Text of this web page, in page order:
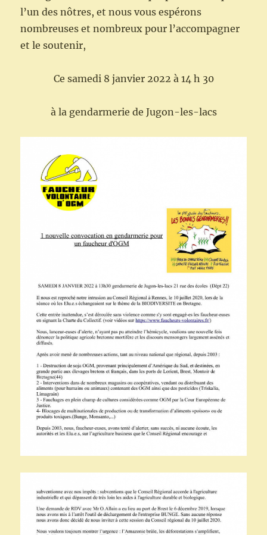
l’un des nôtres, et nous vous espérons
nombreuses et nombreux pour l’accompagner
et le soutenir,
Ce samedi 8 janvier 2022 à 14 h 30
à la gendarmerie de Jugon-les-lacs